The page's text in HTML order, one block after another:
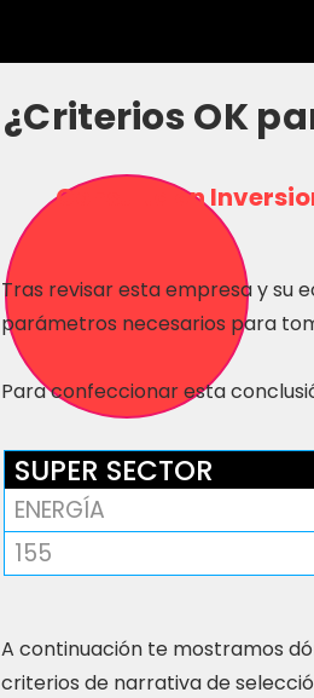
¿Criterios OK
Consulta en
Tras revisar esta empresa y su
parámetros necesarios para
Para confeccionar esta
SUPER SECTOR
ENERGÍA
155
A continuación te mostramos
criterios de narrativa de